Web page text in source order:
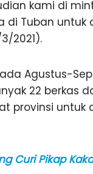
kami di
Tuban untuk
2021).
Agustus-
22 berkas
provinsi untuk
Curi Pikap